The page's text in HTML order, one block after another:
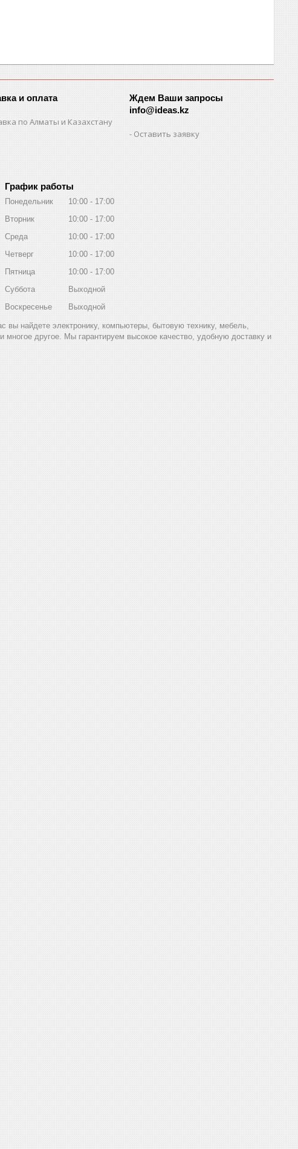
и оплата
по Алматы и Казахстану
Ждем Ваши запросы
info@ideas.kz
Оставить заявку
График работы
Понедельник 10:00
17:00
Вторник
10:00
17:00
Среда
10:00
17:00
Четверг
10:00
17:00
Пятница
10:00
17:00
Суббота
Выходной
Воскресенье
Выходной
найдете электронику, компьютеры, бытовую технику, мебель,
другое. Мы гарантируем высокое качество, удобную доставку и